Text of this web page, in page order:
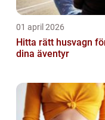
01 april 2026
Hitta rätt husvagn
dina äventyr